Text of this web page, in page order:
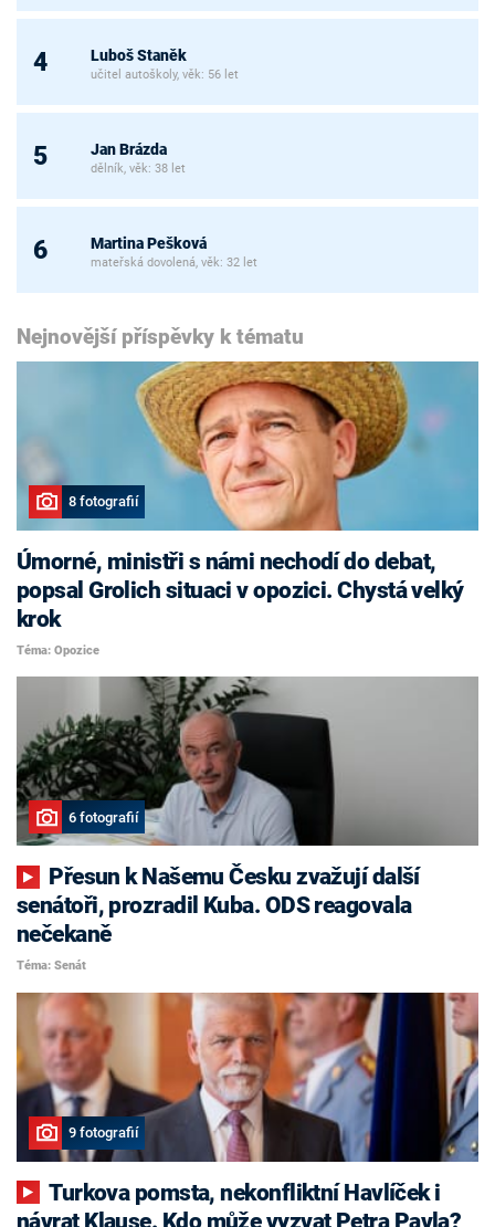
4 Luboš Staněk
učitel autoškoly, věk: 56 let
5 Jan Brázda
dělník, věk: 38 let
6 Martina Pešková
mateřská dovolená, věk: 32 let
Nejnovější příspěvky k tématu
8 fotografií
Úmorné, ministři s námi nechodí do debat,
popsal Grolich situaci v opozici. Chystá velký
krok
Téma: Opozice
6 fotografií
senátoři, prozradil Kuba. ODS reagovala
nečekaně
Téma: Senát
9 fotografií
Turkova pomsta, nekonfliktní Havlíček i
návrat Klause. Kdo může vyzvat Petra Pavla?